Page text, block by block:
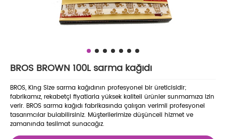
BROS BROWN 100L sarma kağıdı
BROS, King Size sarma kağıdının profesyonel bir üreticisidir;
fabrikamız, rekabetçi fiyatlarla yüksek kaliteli ürünler sunmamıza izin
verir. BROS sarma kağıdı fabrikasında çalışan verimli profesyonel
tasarımcılar bulabilirsiniz. Müşterilerimize düşünceli hizmet ve
zamanında teslimat sunacağız.